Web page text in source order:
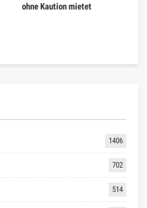
ohne Kaution mietet
1406
702
514